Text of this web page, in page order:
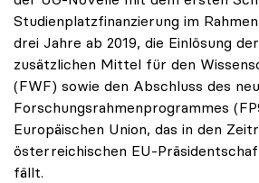
Studienplatzfinanzierung im
drei Jahre ab 2019, die Einlösung
zusätzlichen Mittel für den
(FWF) sowie den Abschluss des
Forschungsrahmenprogrammes
Europäischen Union, das in den
österreichischen EU-
fällt.